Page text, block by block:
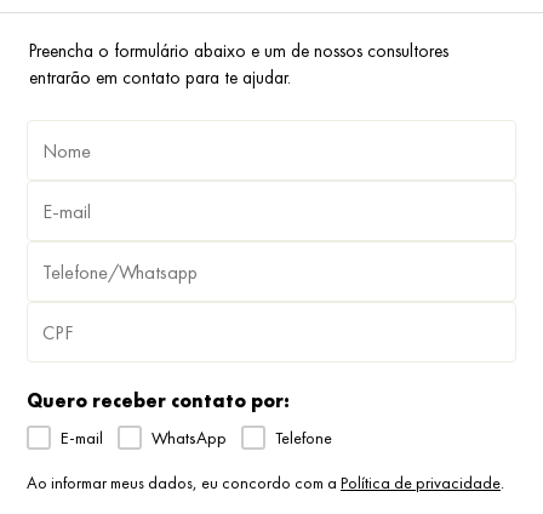
Preencha o formulário abaixo e um de nossos consultores
entrarão em contato para te ajudar.
Quero receber contato por:
E-mail WhatsApp Telefone
Ao informar meus dados, eu concordo com a Política de privacidade.